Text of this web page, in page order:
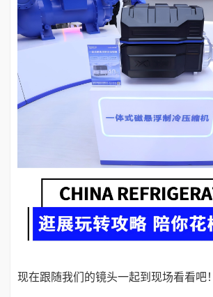
现在跟随我们的镜头一起到现场看看吧！